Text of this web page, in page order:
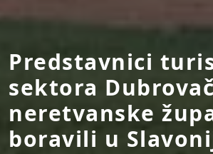
Predstavnici
sektora
neretvanske
boravili u